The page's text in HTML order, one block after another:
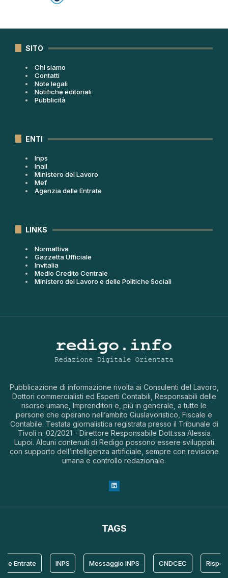
SITO
Chi siamo
Contatti
Note legali
Notifiche editoriali
Pubblicità
ENTI
Inps
Inail
Ministero del Lavoro
Mef
Agenzia delle Entrate
LINKS
Normattiva
Gazzetta Ufficiale
Invitalia
Medio Credito Centrale
Ministero del Lavoro e delle Politiche Sociali
Pubblicazione di informazione rivolta ai Consulenti del Lavoro,
Dottori commercialisti ed Esperti Contabili, Responsabili delle
risorse umane, Imprenditori e, più in generale, a tutte le
persone che operano nell’ambito Giuslavoristico, Fiscale e
Contabile. Testata giornalistica registrata presso il Tribunale di
Tivoli n. 02/2021 - Direttore Responsabile Dott.ssa Alessia
Lupoi. Alcuni contenuti di Redigo possono essere sviluppati
con supporto dell’intelligenza artificiale, sempre con revisione
umana e controllo redazionale.
TAGS
Entrate INPS Messaggio INPS CNDCEC Risposta